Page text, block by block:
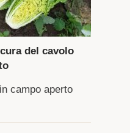
del cavolo
campo aperto